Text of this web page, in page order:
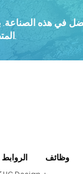
المتطور لدينا بترحيل السرعة والاتجاه والموقع الدقيق لمركباتنا في جميع الأوقات.
الروابط وظائف